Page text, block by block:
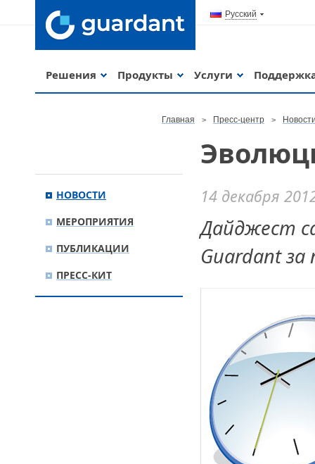
Русский
Решения Продукты Услуги
Главная Пресс-центр
14 декабря
Дайджест
Guardant
НОВОСТИ
МЕРОПРИЯТИЯ
ПУБЛИКАЦИИ
ПРЕСС-КИТ